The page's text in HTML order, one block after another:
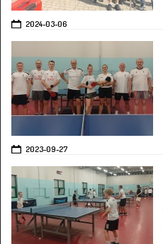
2024-03-06
2023-09-27